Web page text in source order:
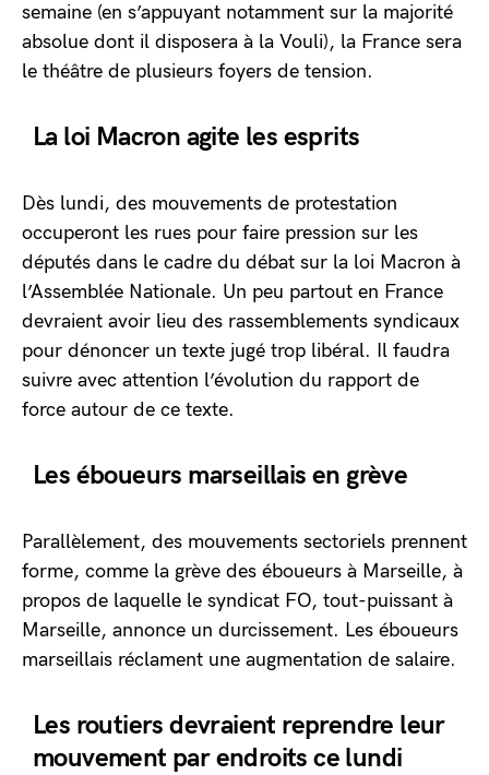
semaine (en s’appuyant notamment sur la majorité
absolue dont il disposera à la Vouli), la France sera
le théâtre de plusieurs foyers de tension.
La loi Macron agite les esprits
Dès lundi, des mouvements de protestation
occuperont les rues pour faire pression sur les
députés dans le cadre du débat sur la loi Macron à
l’Assemblée Nationale. Un peu partout en France
devraient avoir lieu des rassemblements syndicaux
pour dénoncer un texte jugé trop libéral. Il faudra
suivre avec attention l’évolution du rapport de
force autour de ce texte.
Les éboueurs marseillais en grève
Parallèlement, des mouvements sectoriels prennent
forme, comme la grève des éboueurs à Marseille, à
propos de laquelle le syndicat FO, tout-puissant à
Marseille, annonce un durcissement. Les éboueurs
marseillais réclament une augmentation de salaire.
Les routiers devraient reprendre leur
mouvement par endroits ce lundi